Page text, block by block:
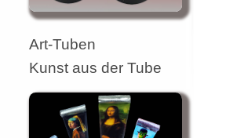
Art-Tuben
Kunst aus der Tube